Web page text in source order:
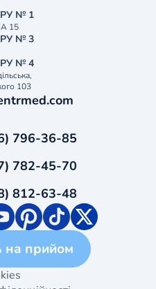
№ 1
15
№ 3
№ 4
103
796-36-85
782-45-70
812-63-48
на прийом